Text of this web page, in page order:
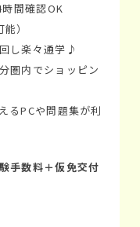
間確認OK
）
し楽々通学♪
圏内でショッピン
るPCや問題集が利
手数料＋仮免交付